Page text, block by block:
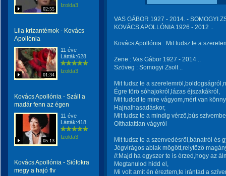
02:55
Izolda3
Lila krizantémok - Kovács
Apollónia
01:34
11 éve
Látták:628
Izolda3
Kovács Apollónia - Száll a
madár fenn az égen
05:13
11 éve
Látták:418
Izolda3
Kovács Apollónia - Siófokra
megy a hajó flv
VAS GÁBOR 1927 - 2014. - SOMOGYI
KOVÁCS APOLLÓNIA 1926 - 2012 ..
Kovács Apollónia : Mit tudsz te a
Zene : Vas Gábor 1927 - 2014 ..
Szöveg : Somogyi Zsolt ..
Mit tudsz te a
Égre törö sóhajokról,lázas éjszakákról,
Mit tudod te mire vágyom,mért van
Hajnalhasadáskor,
Mit tudsz te a mindig vérzö,bús
Olthatattlan vágyról
Mit tudsz te a szenvedésröl,bánatról és
Jégvirágos ablak mögött,relytözö
//:Majd ha egyszer te is érzed,hogy az
Megtanulod hidd el,
Mi volt amit én éreztem,te irántad a